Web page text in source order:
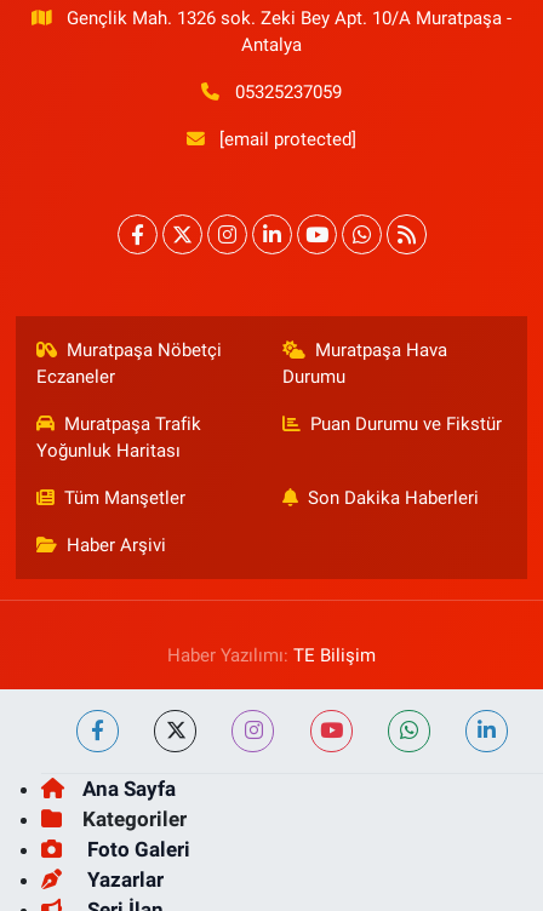
Gençlik Mah. 1326 sok. Zeki Bey Apt. 10/A Muratpaşa -
Antalya
05325237059
[email protected]
Muratpaşa Nöbetçi
Eczaneler
Muratpaşa Hava
Durumu
Muratpaşa Trafik
Yoğunluk Haritası
Puan Durumu ve Fikstür
Tüm Manşetler Son Dakika Haberleri
Haber Arşivi
Haber Yazılımı: TE Bilişim
Ana Sayfa
Kategoriler
Foto Galeri
Yazarlar